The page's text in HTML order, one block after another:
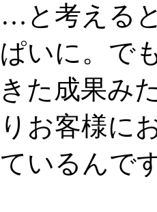
と考える
いに。で
た成果み
お客様に
いるんで